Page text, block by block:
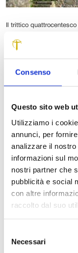
Consenso
Questo sito web
Utilizziamo i
annunci, per
analizzare il
informazioni sul
nostri partner che
pubblicità e social
con altre
raccolto dal suo
delNecessari
Il trittico
di Santa Maria Assunta
recentemente restaurata
cinquecentesco
Madonna Addolorata
ottocentesche.
Un prezioso
un’accurata
dottoressa Antonia
Belle Arti, con
Fondazione Cassa
chilometri da
vede dunque